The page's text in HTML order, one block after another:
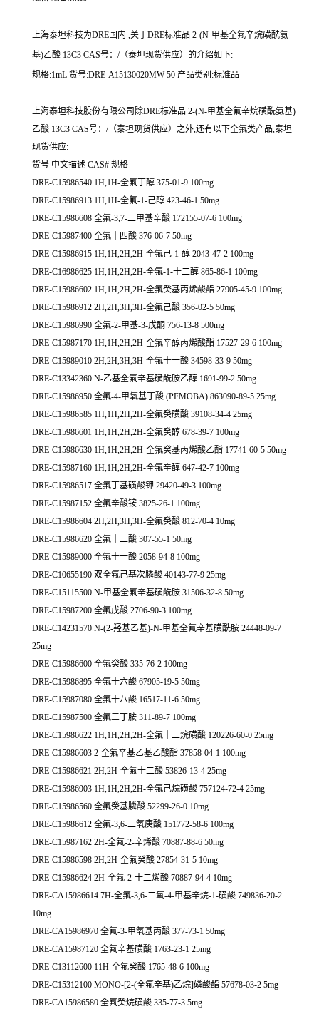
上海泰坦科技为DRE国内 ,关于DRE标准品 2-(N-甲基全氟辛烷磺酰氨
基)乙酸 13C3 CAS号：/（泰坦现货供应）的介绍如下:
规格:1mL 货号:DRE-A15130020MW-50 产品类别:标准品
上海泰坦科技股份有限公司除DRE标准品 2-(N-甲基全氟辛烷磺酰氨基)
乙酸 13C3 CAS号：/（泰坦现货供应）之外,还有以下全氟类产品,泰坦
现货供应:
货号 中文描述 CAS# 规格
DRE-C15986540 1H,1H-全氟丁醇 375-01-9 100mg
DRE-C15986913 1H,1H-全氟-1-己醇 423-46-1 50mg
DRE-C15986608 全氟-3,7-二甲基辛酸 172155-07-6 100mg
DRE-C15987400 全氟十四酸 376-06-7 50mg
DRE-C15986915 1H,1H,2H,2H-全氟己-1-醇 2043-47-2 100mg
DRE-C16986625 1H,1H,2H,2H-全氟-1-十二醇 865-86-1 100mg
DRE-C15986602 1H,1H,2H,2H-全氟癸基丙烯酸酯 27905-45-9 100mg
DRE-C15986912 2H,2H,3H,3H-全氟己酸 356-02-5 50mg
DRE-C15986990 全氟-2-甲基-3-戊酮 756-13-8 500mg
DRE-C15987170 1H,1H,2H,2H-全氟辛醇丙烯酸酯 17527-29-6 100mg
DRE-C15989010 2H,2H,3H,3H-全氟十一酸 34598-33-9 50mg
DRE-C13342360 N-乙基全氟辛基磺酰胺乙醇 1691-99-2 50mg
DRE-C15986950 全氟-4-甲氧基丁酸 (PFMOBA) 863090-89-5 25mg
DRE-C15986585 1H,1H,2H,2H-全氟癸磺酸 39108-34-4 25mg
DRE-C15986601 1H,1H,2H,2H-全氟癸醇 678-39-7 100mg
DRE-C15986630 1H,1H,2H,2H-全氟癸基丙烯酸乙酯 17741-60-5 50mg
DRE-C15987160 1H,1H,2H,2H-全氟辛醇 647-42-7 100mg
DRE-C15986517 全氟丁基磺酸钾 29420-49-3 100mg
DRE-C15987152 全氟辛酸铵 3825-26-1 100mg
DRE-C15986604 2H,2H,3H,3H-全氟癸酸 812-70-4 10mg
DRE-C15986620 全氟十二酸 307-55-1 50mg
DRE-C15989000 全氟十一酸 2058-94-8 100mg
DRE-C10655190 双全氟己基次膦酸 40143-77-9 25mg
DRE-C15115500 N-甲基全氟辛基磺酰胺 31506-32-8 50mg
DRE-C15987200 全氟戊酸 2706-90-3 100mg
DRE-C14231570 N-(2-羟基乙基)-N-甲基全氟辛基磺酰胺 24448-09-7
25mg
DRE-C15986600 全氟癸酸 335-76-2 100mg
DRE-C15986895 全氟十六酸 67905-19-5 50mg
DRE-C15987080 全氟十八酸 16517-11-6 50mg
DRE-C15987500 全氟三丁胺 311-89-7 100mg
DRE-C15986622 1H,1H,2H,2H-全氟十二烷磺酸 120226-60-0 25mg
DRE-C15986603 2-全氟辛基乙基乙酸酯 37858-04-1 100mg
DRE-C15986621 2H,2H-全氟十二酸 53826-13-4 25mg
DRE-C15986903 1H,1H,2H,2H-全氟己烷磺酸 757124-72-4 25mg
DRE-C15986560 全氟癸基膦酸 52299-26-0 10mg
DRE-C15986612 全氟-3,6-二氧庚酸 151772-58-6 100mg
DRE-C15987162 2H-全氟-2-辛烯酸 70887-88-6 50mg
DRE-C15986598 2H,2H-全氟癸酸 27854-31-5 10mg
DRE-C15986624 2H-全氟-2-十二烯酸 70887-94-4 10mg
DRE-CA15986614 7H-全氟-3,6-二氧-4-甲基辛烷-1-磺酸 749836-20-2
10mg
DRE-CA15986970 全氟-3-甲氧基丙酸 377-73-1 50mg
DRE-CA15987120 全氟辛基磺酸 1763-23-1 25mg
DRE-C13112600 11H-全氟癸酸 1765-48-6 100mg
DRE-C15312100 MONO-[2-(全氟辛基)乙烷]磷酸酯 57678-03-2 5mg
DRE-CA15986580 全氟癸烷磺酸 335-77-3 5mg